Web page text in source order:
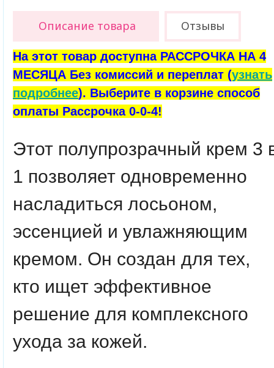
Описание товара Отзывы
На этот товар доступна РАССРОЧКА НА 4
МЕСЯЦА Без комиссий и переплат (узнать
подробнее). Выберите в корзине способ
оплаты Рассрочка 0-0-4!
Этот полупрозрачный крем 3
1 позволяет одновременно
насладиться лосьоном,
эссенцией и увлажняющим
кремом. Он создан для тех,
кто ищет эффективное
решение для комплексного
ухода за кожей.